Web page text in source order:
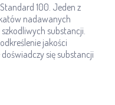
100. Jeden z
nadawanych
substancji.
jakości
się substancji